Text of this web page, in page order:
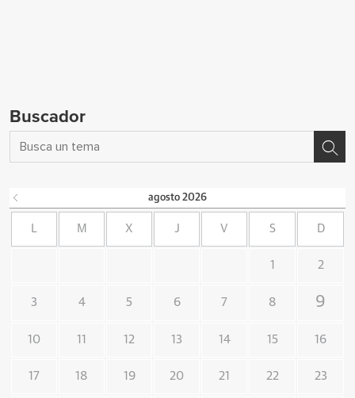
Buscador
agosto 2026
L M X J V S D
1 2
3 4 5 6 7 8 9
10 11 12 13 14 15 16
17 18 19 20 21 22 23